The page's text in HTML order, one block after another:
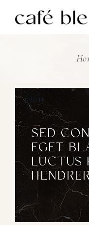
SED
EGET
LUCTUS